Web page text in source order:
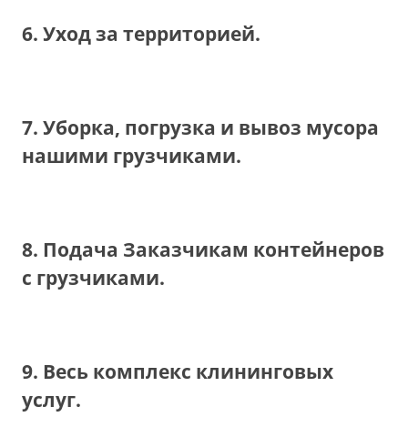
6. Уход за территорией.
7. Уборка, погрузка и вывоз мусора
нашими грузчиками.
8. Подача Заказчикам контейнеров
с грузчиками.
9. Весь комплекс клининговых
услуг.